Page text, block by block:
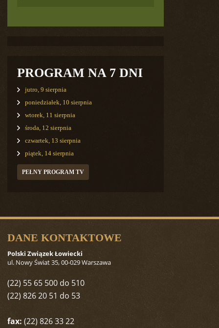
PROGRAM NA 7 DNI
jutro, 9 sierpnia
poniedziałek, 10 sierpnia
wtorek, 11 sierpnia
środa, 12 sierpnia
czwartek, 13 sierpnia
piątek, 14 sierpnia
PEŁNY PROGRAM TV
DANE KONTAKTOWE
Polski Związek Łowiecki
ul. Nowy Świat 35, 00-029 Warszawa
(22) 55 65 500 do 510
(22) 826 20 51 do 53
fax: (22) 826 33 22